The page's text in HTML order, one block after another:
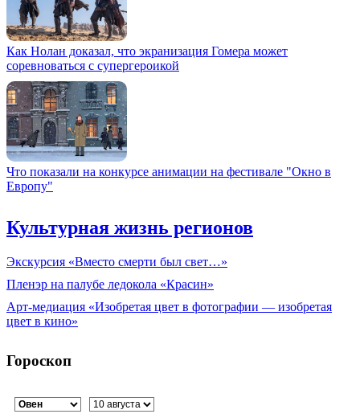
Как Нолан доказал, что экранизация Гомера может
соревноваться с супергероикой
Что показали на конкурсе анимации на фестивале "Окно в
Европу"
Культурная жизнь регионов
Экскурсия «Вместо смерти был свет…»
Пленэр на палубе ледокола «Красин»
Арт-медиация «Изобретая цвет в фотографии — изобретая
цвет в кино»
Гороскоп